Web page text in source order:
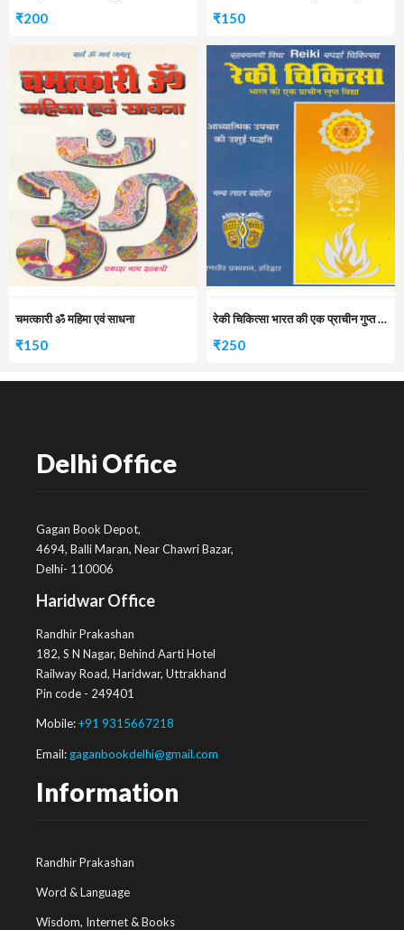
₹200 ₹150
चमत्कारी ॐ महिमा एवं साधना
₹150
रेकी चिकित्सा भारत की एक प्राचीन गुप्त विद्या
₹250
Delhi Office
Gagan Book Depot,
4694, Balli Maran, Near Chawri Bazar,
Delhi- 110006
Haridwar Office
Randhir Prakashan
182, S N Nagar, Behind Aarti Hotel
Railway Road, Haridwar, Uttrakhand
Pin code - 249401
Mobile:+91 9315667218
Email: gaganbookdelhi@gmail.com
Information
Randhir Prakashan
Word & Language
Wisdom, Internet & Books